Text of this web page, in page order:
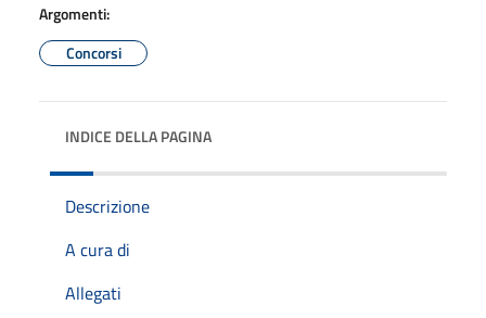
Argomenti:
Concorsi
INDICE DELLA PAGINA
Descrizione
A cura di
Allegati